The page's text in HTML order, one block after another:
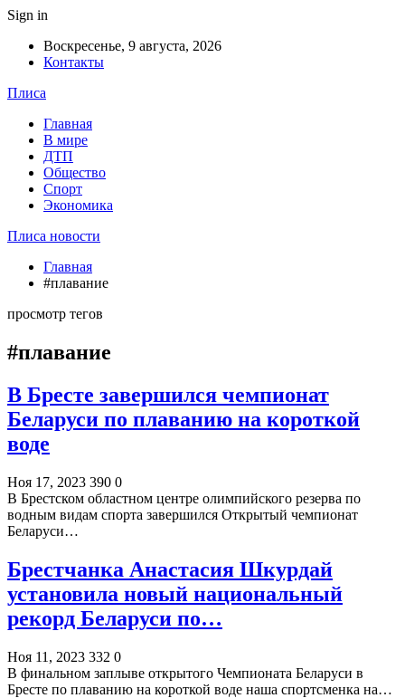
Sign in
Воскресенье, 9 августа, 2026
Контакты
Плиса
Главная
В мире
ДТП
Общество
Спорт
Экономика
Плиса новости
Главная
#плавание
просмотр тегов
#плавание
В Бресте завершился чемпионат
Беларуси по плаванию на короткой
воде
Ноя 17, 2023 390 0
В Брестском областном центре олимпийского резерва по
водным видам спорта завершился Открытый чемпионат
Беларуси…
Брестчанка Анастасия Шкурдай
установила новый национальный
рекорд Беларуси по…
Ноя 11, 2023 332 0
В финальном заплыве открытого Чемпионата Беларуси в
Бресте по плаванию на короткой воде наша спортсменка на…